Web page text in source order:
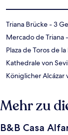
Triana Brücke- 3
Mercado de Triana
Plaza de Toros de
Kathedrale von
Königlicher Alcázar
Mehr zu
B&B Casa